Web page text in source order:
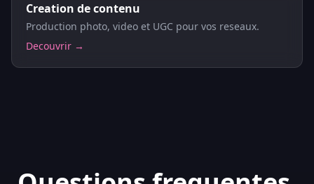
Creation de contenu
Production photo, video et UGC pour vos reseaux.
Decouvrir →